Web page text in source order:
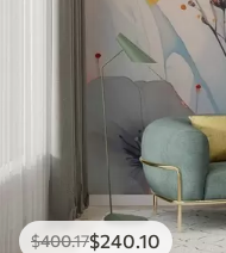
$400.17$240.10